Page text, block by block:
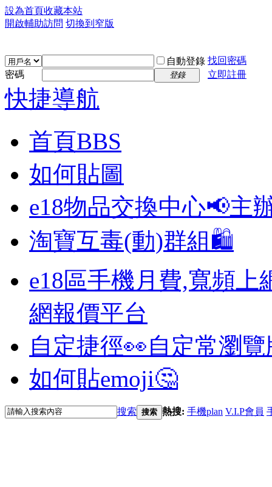
設為首頁收藏本站
開啟輔助訪問 切換到窄版
自動登錄 找回密碼
密碼
登錄 立即註冊
快捷導航
首頁BBS
如何貼圖
e18物品交換中心📢主
淘寶互毒(動)群組🛍️
e18區手機月費,寬頻上
網報價平台
自定捷徑👀自定常瀏
如何貼emoji🤔
搜索 搜索 熱搜: 手機plan V.I.P會員